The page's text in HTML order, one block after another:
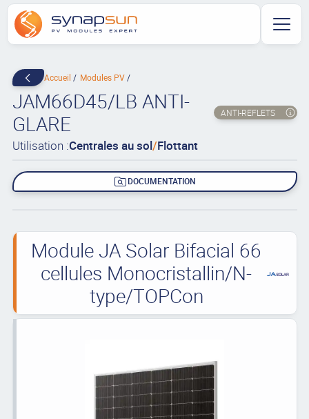
Accueil Modules PV
JAM66D45/LB ANTI-
GLARE
ANTI-REFLETS
Utilisation :Centrales au sol/Flottant
DOCUMENTATION
Module JA Solar Bifacial 66
cellules Monocristallin/N-
type/TOPCon